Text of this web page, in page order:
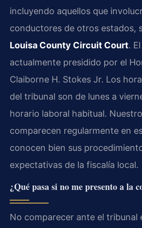
incluyendo aquellos que
conductores de otros estados,
Louisa County Circuit Court.
actualmente presidido por el
Claiborne H. Stokes Jr. Los
del tribunal son de lunes a
horario laboral habitual.
comparecen regularmente en
conocen bien sus
expectativas de la fiscalía local.
¿Qué pasa si no me presento a la
No comparecer ante el tribunal